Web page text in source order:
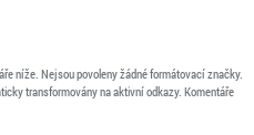
níže. Nejsou povoleny žádné formátovací značky.
transformovány na aktivní odkazy. Komentáře